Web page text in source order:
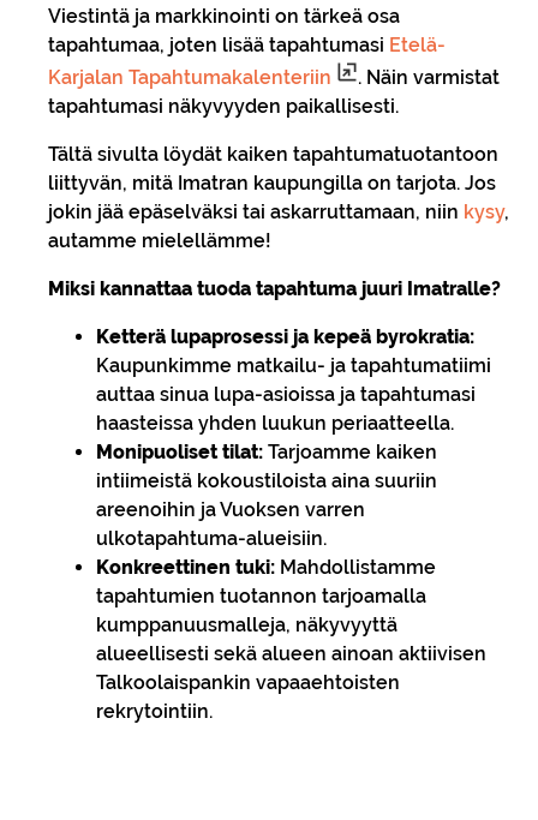
Viestintä ja markkinointi on tärkeä osa
tapahtumaa, joten lisää tapahtumasi Etelä-
Karjalan Tapahtumakalenteriin
. Näin varmistat
tapahtumasi näkyvyyden paikallisesti.
Tältä sivulta löydät kaiken tapahtumatuotantoon
liittyvän, mitä Imatran kaupungilla on tarjota. Jos
jokin jää epäselväksi tai askarruttamaan, niin kysy,
autamme mielellämme!
Miksi kannattaa tuoda tapahtuma juuri Imatralle?
Ketterä lupaprosessi ja kepeä byrokratia:
Kaupunkimme matkailu- ja tapahtumatiimi
auttaa sinua lupa-asioissa ja tapahtumasi
haasteissa yhden luukun periaatteella.
Monipuoliset tilat: Tarjoamme kaiken
intiimeistä kokoustiloista aina suuriin
areenoihin ja Vuoksen varren
ulkotapahtuma-alueisiin.
Konkreettinen tuki: Mahdollistamme
tapahtumien tuotannon tarjoamalla
kumppanuusmalleja, näkyvyyttä
alueellisesti sekä alueen ainoan aktiivisen
Talkoolaispankin vapaaehtoisten
rekrytointiin.